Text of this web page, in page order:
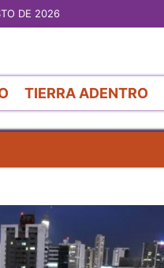
DE 2026
TIERRA ADENTRO